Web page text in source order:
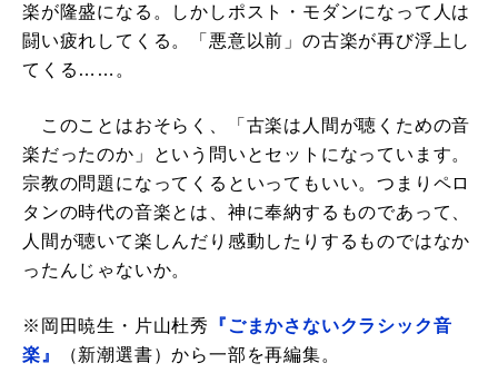
楽が隆盛になる。しかしポスト・モダンになって人は
闘い疲れしてくる。「悪意以前」の古楽が再び浮上し
てくる……。
このことはおそらく、「古楽は人間が聴くための音
楽だったのか」という問いとセットになっています。
宗教の問題になってくるといってもいい。つまりペロ
タンの時代の音楽とは、神に奉納するものであって、
人間が聴いて楽しんだり感動したりするものではなか
ったんじゃないか。
※岡田暁生・片山杜秀
『ごまかさないクラシック音
楽』
（新潮選書）から一部を再編集。